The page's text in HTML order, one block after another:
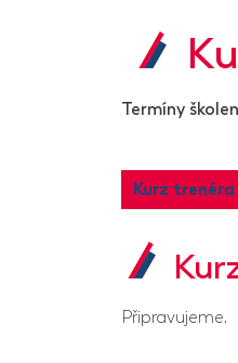
Termíny
Kurz
Připravujeme.